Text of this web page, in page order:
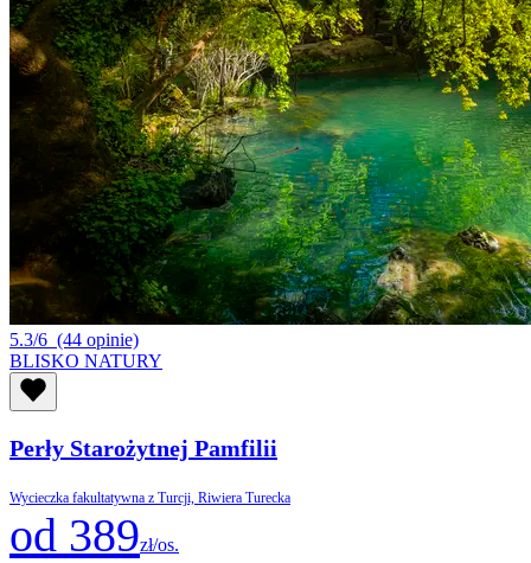
5.3/6 (44 opinie)
BLISKO NATURY
Perły Starożytnej Pamfilii
Wycieczka fakultatywna z Turcji, Riwiera Turecka
od 389zł/os.